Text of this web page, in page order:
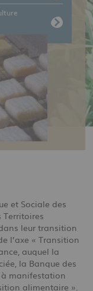
et Sociale des
Territoires
leur transition
l’axe « Transition
auquel la
la Banque des
manifestation
alimentaire ».